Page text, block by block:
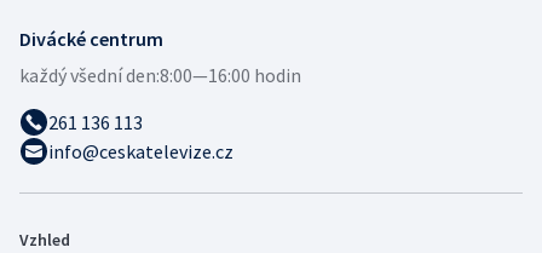
Divácké centrum
každý všední den:8:00—16:00 hodin
261 136 113
info@ceskatelevize.cz
Vzhled